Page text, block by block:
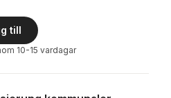
till
10-15 vardagar